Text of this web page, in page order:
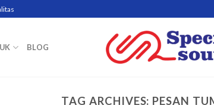
BLOG
TAG ARCHIVES: PESAN